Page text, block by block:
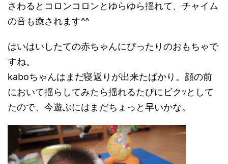
さわるとコロンコロンとゆらゆら揺れて、チャイム
の音も癒されます^^
はいはいしたての赤ちゃんにぴったりのおもちゃで
すね。
kaboちゃんはまだ寝返りが出来たばかり。顔の前
において揺らしてみたら揺れるたびにビクｯとして
たので、今遊ぶにはまだちょっと早いかな。